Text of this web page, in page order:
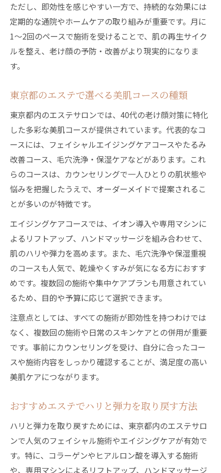
ただし、即効性を感じやすい一方で、持続的な効果には
定期的な通院やホームケアの取り組みが重要です。月に
1〜2回のペースで施術を受けることで、肌の再生サイク
ルを整え、老け顔の予防・改善がより現実的になりま
す。
東京都のエステで選べる美肌コースの種類
東京都内のエステサロンでは、40代の老け顔対策に特化
した多彩な美肌コースが提供されています。代表的なコ
ースには、フェイシャルエイジングケアコースやたるみ
改善コース、毛穴洗浄・保湿ケアなどがあります。これ
らのコースは、カウンセリングで一人ひとりの肌状態や
悩みを把握したうえで、オーダーメイドで提案されるこ
とが多いのが特徴です。
エイジングケアコースでは、イオン導入や専用マシンに
よるリフトアップ、ハンドマッサージを組み合わせて、
肌のハリや弾力を高めます。また、毛穴洗浄や保湿重視
のコースも人気で、乾燥やくすみが気になる方におすす
めです。複数回の施術や集中ケアプランも用意されてい
るため、目的や予算に応じて選択できます。
注意点としては、すべての施術が即効性を持つわけでは
なく、複数回の施術や日常のスキンケアとの併用が重要
です。事前にカウンセリングを受け、自分に合ったコー
スや施術内容をしっかり確認することが、満足度の高い
美肌ケアにつながります。
おすすめエステでハリと弾力を取り戻す方法
ハリと弾力を取り戻すためには、東京都内のエステサロ
ンで人気のフェイシャル施術やエイジングケアが有効で
す。特に、コラーゲンやヒアルロン酸を導入する施術
や、専用マシンによるリフトアップ、ハンドマッサージ